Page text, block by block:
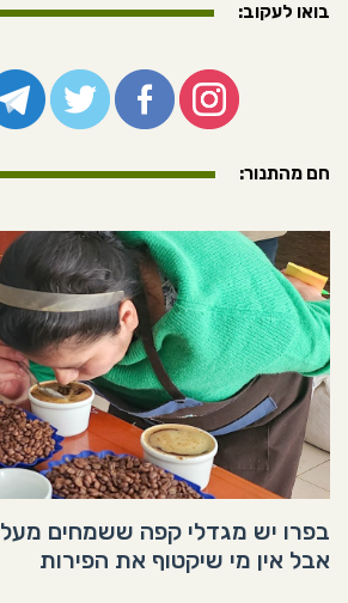
בואו לעקוב:
חם מהתנור:
בפרו יש מגדלי קפה ששמחים
אבל אין מי שיקטוף את הפירות